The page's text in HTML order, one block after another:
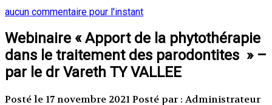
aucun commentaire pour l'instant
Webinaire « Apport de la phytothérapie
dans le traitement des parodontites » –
par le dr Vareth TY VALLEE
Posté le 17 novembre 2021Posté par : Administrateur